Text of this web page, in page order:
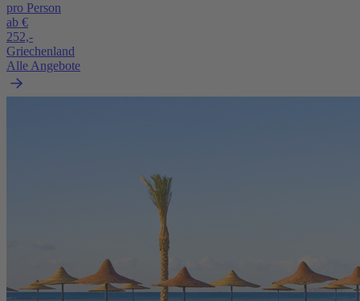
pro Person
ab €
252,-
Griechenland
Alle Angebote